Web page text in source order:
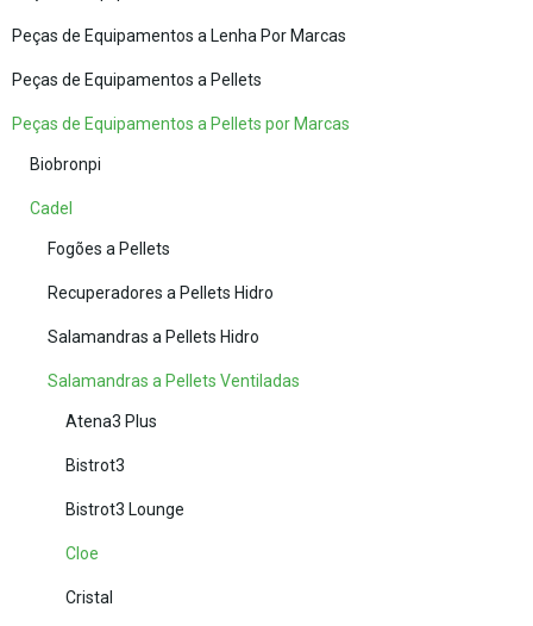
Peças de Equipamentos a Lenha Por Marcas
Peças de Equipamentos a Pellets
Peças de Equipamentos a Pellets por Marcas
Biobronpi
Cadel
Fogões a Pellets
Recuperadores a Pellets Hidro
Salamandras a Pellets Hidro
Salamandras a Pellets Ventiladas
Atena3 Plus
Bistrot3
Bistrot3 Lounge
Cloe
Cristal